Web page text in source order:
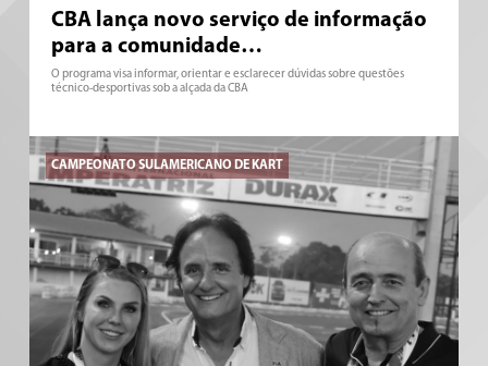
CBA lança novo serviço de informação
para a comunidade…
O programa visa informar, orientar e esclarecer dúvidas sobre questões
técnico-desportivas sob a alçada da CBA
CAMPEONATO SULAMERICANO DE KART